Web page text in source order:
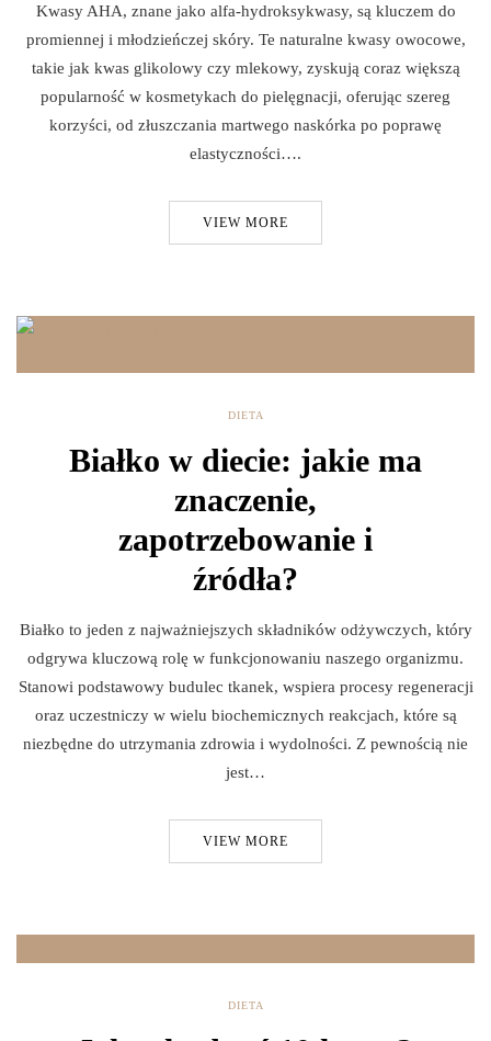
Kwasy AHA, znane jako alfa-hydroksykwasy, są kluczem do
promiennej i młodzieńczej skóry. Te naturalne kwasy owocowe,
takie jak kwas glikolowy czy mlekowy, zyskują coraz większą
popularność w kosmetykach do pielęgnacji, oferując szereg
korzyści, od złuszczania martwego naskórka po poprawę
elastyczności….
VIEW MORE
DIETA
Białko w diecie: jakie ma
znaczenie,
zapotrzebowanie i
źródła?
Białko to jeden z najważniejszych składników odżywczych, który
odgrywa kluczową rolę w funkcjonowaniu naszego organizmu.
Stanowi podstawowy budulec tkanek, wspiera procesy regeneracji
oraz uczestniczy w wielu biochemicznych reakcjach, które są
niezbędne do utrzymania zdrowia i wydolności. Z pewnością nie
jest…
VIEW MORE
DIETA